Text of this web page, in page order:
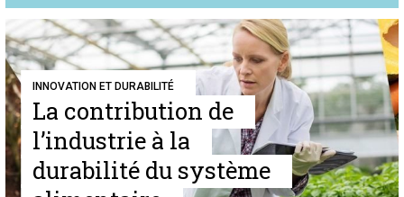
INNOVATION ET DURABILITÉ
La contribution de
l’industrie à la
durabilité du système